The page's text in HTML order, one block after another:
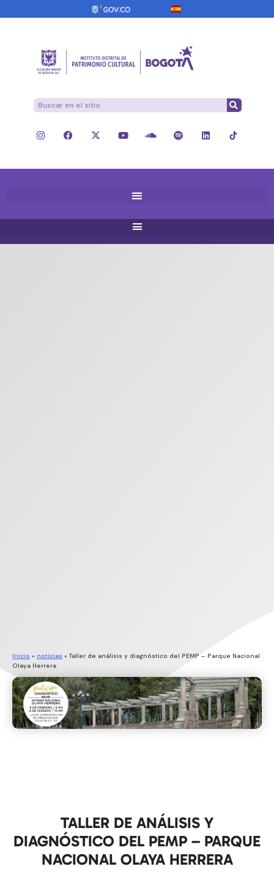
Inicio » noticias » Taller de análisis y diagnóstico del PEMP – Parque Nacional
Olaya Herrera
TALLER DE ANÁLISIS Y
DIAGNÓSTICO DEL PEMP – PARQUE
NACIONAL OLAYA HERRERA